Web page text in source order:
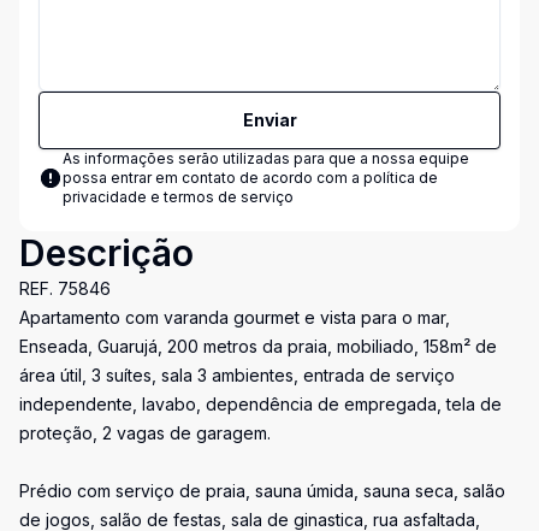
Enviar
As informações serão utilizadas para que a nossa equipe
possa entrar em contato de acordo com a política de
privacidade e termos de serviço
Descrição
REF. 75846
Apartamento com varanda gourmet e vista para o mar,
Enseada, Guarujá, 200 metros da praia, mobiliado, 158m² de
área útil, 3 suítes, sala 3 ambientes, entrada de serviço
independente, lavabo, dependência de empregada, tela de
proteção, 2 vagas de garagem.
Prédio com serviço de praia, sauna úmida, sauna seca, salão
de jogos, salão de festas, sala de ginastica, rua asfaltada,